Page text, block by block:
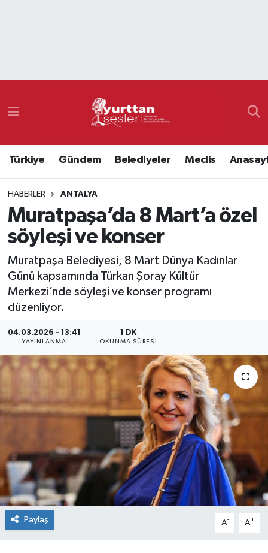
Türkiye Gündem Belediyeler Meclis
HABERLER ANTALYA
Muratpaşa’da 8 Mart’a özel
söyleşi ve konser
Muratpaşa Belediyesi, 8 Mart Dünya Kadınlar
Günü kapsamında Türkan Şoray Kültür
Merkezi’nde söyleşi ve konser programı
düzenliyor.
04.03.2026 - 13:41
YAYINLANMA
1 DK
OKUNMA SÜRESI
Paylaş A- A+
Namaz Vakitleri
Süper Lig Puan Durumu ve Fikstür
Tüm Manşetler
Son Dakika Haberleri
Haber Arşivi